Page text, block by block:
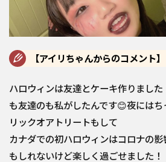
【アイリちゃんからのコメント】
ハロウィンは友達とケーキ作りまし
も友達のも私がしたんです😊夜には
リックオアトリートもして
カナダでの初ハロウィンはコロナの
もしれないけど楽しく過ごせました！